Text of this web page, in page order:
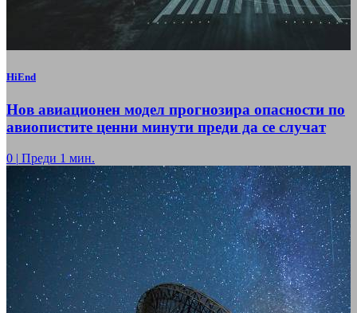
HiEnd
Нов авиационен модел прогнозира опасности по
авиопистите ценни минути преди да се случат
0 | Преди 1 мин.